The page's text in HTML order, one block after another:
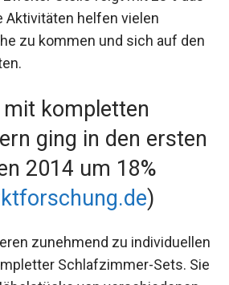
Aktivitäten helfen vielen
zu kommen und sich auf den
kompletten
ging in den ersten
2014 um 18%
)
zunehmend zu individuellen
Schlafzimmer-Sets. Sie